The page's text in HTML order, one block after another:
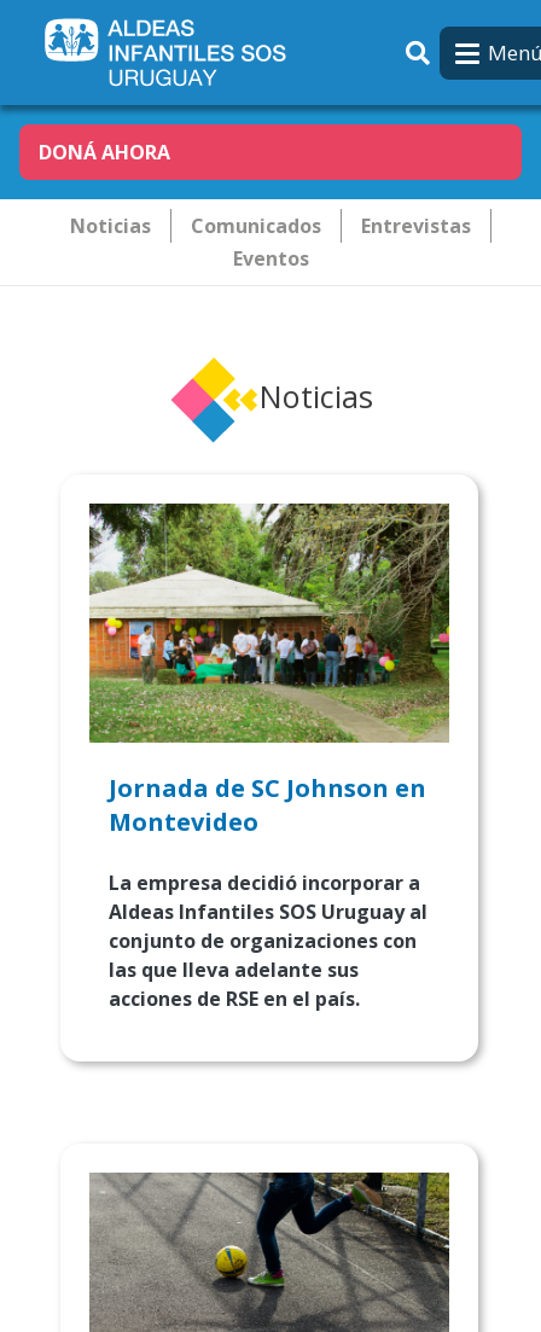
DONÁ AHORA
Novededades
Noticias Comunicados
Entrevistas
Eventos
Noticias
Jornada de SC Johnson en
Montevideo
La empresa decidió incorporar a
Aldeas Infantiles SOS Uruguay al
conjunto de organizaciones con
las que lleva adelante sus
acciones de RSE en el país.